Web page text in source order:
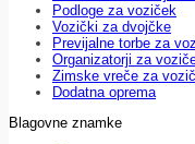
Podloge za voziček
Vozički za dvojčke
Previjalne torbe za
Organizatorji za
Zimske vreče za
Dodatna oprema
Blagovne znamke